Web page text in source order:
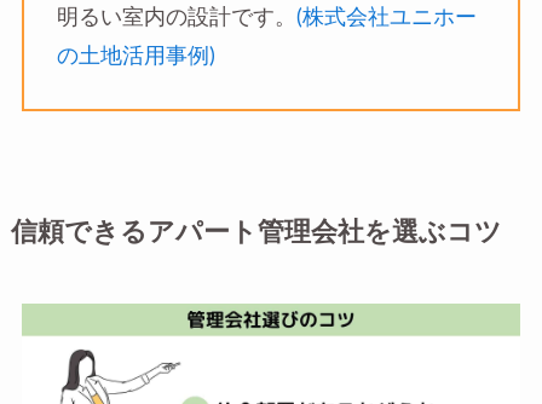
明るい室内の設計です。 (株式会社ユニホー
の土地活用事例)
信頼できるアパート管理会社を選ぶコツ